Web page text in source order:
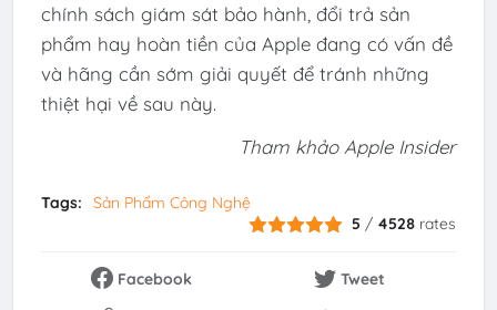
chính sách giám sát bảo hành, đổi trả sản
phẩm hay hoàn tiền của Apple đang có vấn đề
và hãng cần sớm giải quyết để tránh những
thiệt hại về sau này.
Tham khảo Apple Insider
Tags:
Sản Phẩm Công Nghệ
5 / 4528 rates
Facebook
Tweet